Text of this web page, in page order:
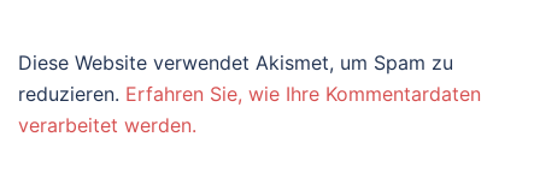
Diese Website verwendet Akismet, um Spam zu
reduzieren. Erfahren Sie, wie Ihre Kommentardaten
verarbeitet werden.